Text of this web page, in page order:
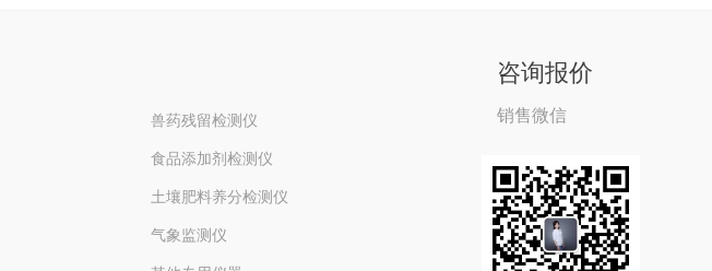
兽药残留检测仪
食品添加剂检测仪
土壤肥料养分检测仪
气象监测仪
咨询报价
销售微信